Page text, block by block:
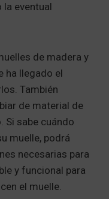
la eventual
de madera y
ha llegado el
También
de material de
Si sabe cuándo
muelle, podrá
necesarias para
y funcional para
el muelle.